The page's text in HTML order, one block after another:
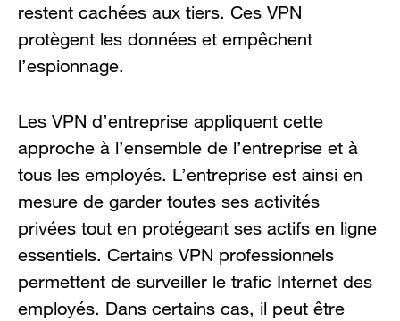
restent cachées aux tiers. Ces VPN
protègent les données et empêchent
l’espionnage.
Les VPN d’entreprise appliquent cette
approche à l’ensemble de l’entreprise et à
tous les employés. L’entreprise est ainsi en
mesure de garder toutes ses activités
privées tout en protégeant ses actifs en ligne
essentiels. Certains VPN professionnels
permettent de surveiller le trafic Internet des
employés. Dans certains cas, il peut être